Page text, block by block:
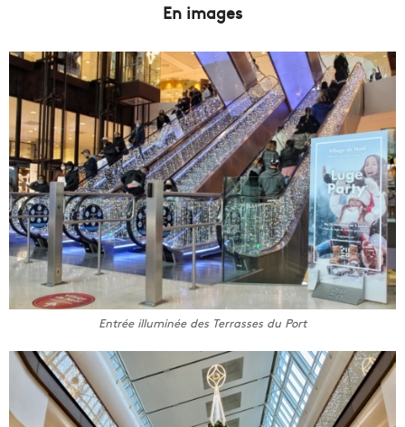
En images
Entrée illuminée des Terrasses du Port